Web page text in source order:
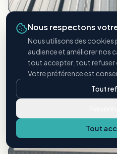
Étanchéité
Nous respectons
Nous utilisons des cookies
audience et améliorer nos
tout accepter, tout refuser
Votre préférence est
Tout
Tout